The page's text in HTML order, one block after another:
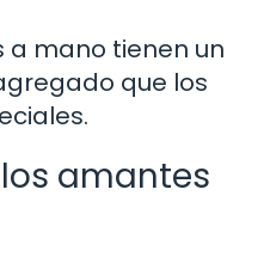
a mano tienen un
que los
amantes